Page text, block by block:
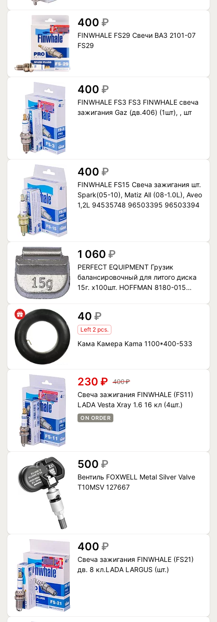
400 ₽
FINWHALE FS29 Свечи ВАЗ 2101-07
FS29
400 ₽
FINWHALE FS3 FS3 FINWHALE свеча
зажигания Gaz (дв.406) (1шт), , шт
400 ₽
FINWHALE FS15 Свеча зажигания шт.
Spark(05-10), Matiz All (08-1.0L), Aveo
1,2L 94535748 96503395 96503394
1 060 ₽
PERFECT EQUIPMENT Грузик
балансировочный для литого диска
15г. x100шт. HOFFMAN 8180-015
40 ₽
Left 2 pcs.
Кама Камера Kama 1100*400-533
230 ₽ 400₽
Свеча зажигания FINWHALE (FS11)
LADA Vesta Xray 1.6 16 кл (4шт.)
ON ORDER
500 ₽
Вентиль FOXWELL Metal Silver Valve
T10MSV 127667
400 ₽
Свеча зажигания FINWHALE (FS21)
дв. 8 кл.LADA LARGUS (шт.)